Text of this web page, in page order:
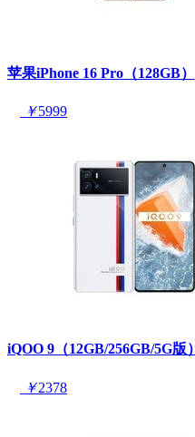
苹果iPhone 16 Pro（128GB）
￥5999
iQOO 9（12GB/256GB/5G版）
￥2378